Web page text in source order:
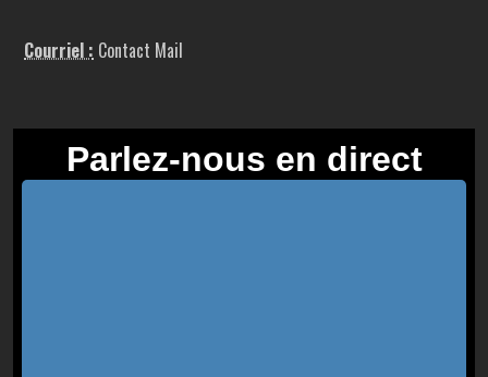
Courriel : Contact Mail